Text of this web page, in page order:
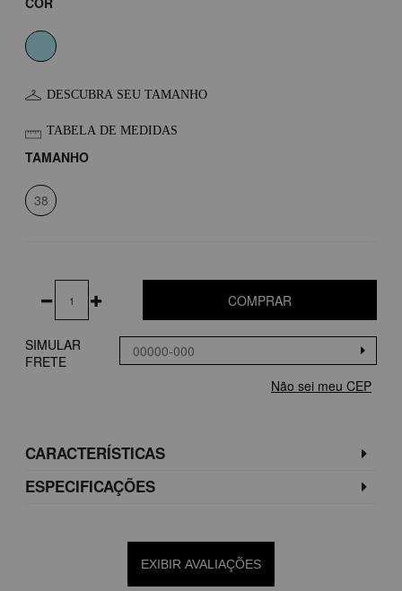
DESCUBRA SEU TAMANHO
TABELA DE MEDIDAS
TAMANHO
38
COMPRAR
SIMULAR
FRETE
Não sei meu CEP
CARACTERÍSTICAS
ESPECIFICAÇÕES
EXIBIR AVALIAÇÕES